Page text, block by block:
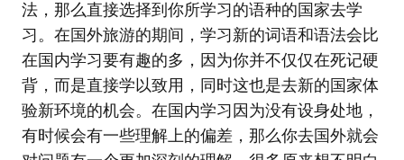
法，那么直接选择到你所学习的语种的国家去学
习。在国外旅游的期间，学习新的词语和语法会比
在国内学习要有趣的多，因为你并不仅仅在死记硬
背，而是直接学以致用，同时这也是去新的国家体
验新环境的机会。在国内学习因为没有设身处地，
有时候会有一些理解上的偏差，那么你去国外就会